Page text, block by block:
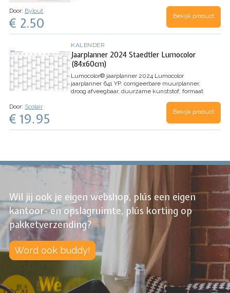
Door: Bylout
€ 2.50 Bekijk product
KALENDER
Jaarplanner 2024 Staedtler Lumocolor
(84x60cm)
Lumocolor® jaarplanner 2024 Lumocolor
jaarplanner 641 YP, corrigeerbare muurplanner,
droog afveegbaar, duurzame kunststof, formaat
Opgerold in transparante
Door: Scolair
€ 19.95 Bekijk product
Wil jij ook je eigen webshop, plús een eigen
kantoor- en opslagruimte, plús korting op
pakketverzending?
Word ook buddy!